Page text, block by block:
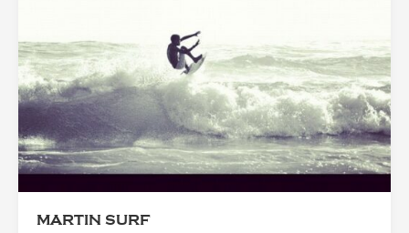
MARTIN SURF